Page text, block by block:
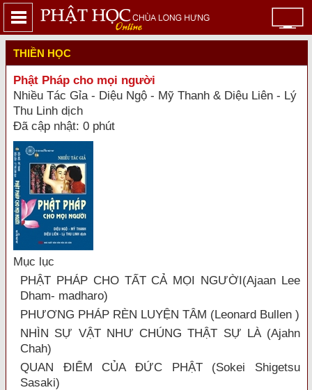
THIỀN HỌC
Phật Pháp cho mọi người
Nhiều Tác Gỉa - Diệu Ngộ - Mỹ Thanh & Diệu Liên - Lý
Thu Linh dịch
Đã cập nhật: 0 phút
Mục lục
PHẬT PHÁP CHO TẤT CẢ MỌI NGƯỜI(Ajaan Lee
Dham- madharo)
PHƯƠNG PHÁP RÈN LUYỆN TÂM (Leonard Bullen )
NHÌN SỰ VẬT NHƯ CHÚNG THẬT SỰ LÀ (Ajahn
Chah)
QUAN ĐIỂM CỦA ĐỨC PHẬT (Sokei Shigetsu
Sasaki)